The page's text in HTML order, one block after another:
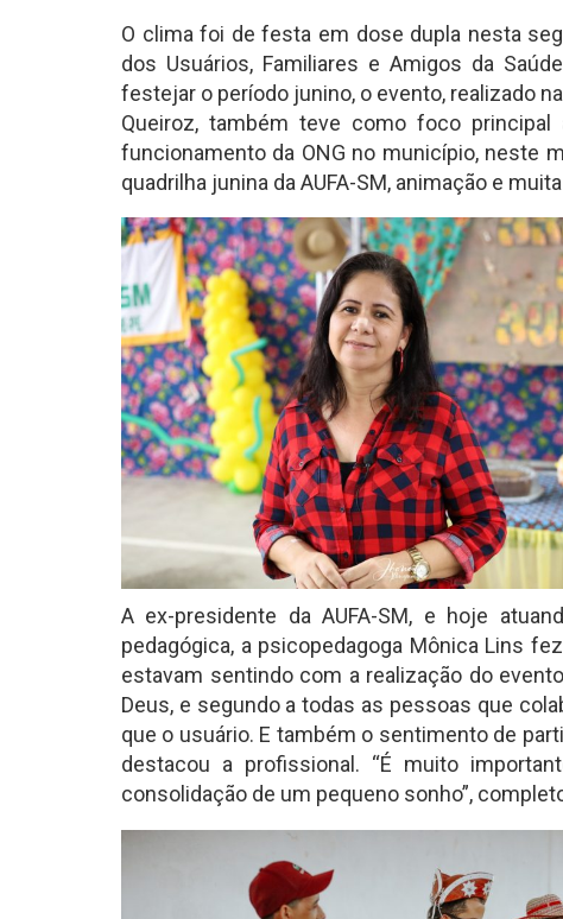
O clima foi de festa em dose dupla nesta
dos Usuários, Familiares e Amigos da
festejar o período junino, o evento, realizado
Queiroz, também teve como foco
funcionamento da ONG no município, neste
quadrilha junina da AUFA-SM, animação e
A ex-presidente da AUFA-SM, e hoje
pedagógica, a psicopedagoga Mônica Lins
estavam sentindo com a realização do
Deus, e segundo a todas as pessoas que
que o usuário. E também o sentimento de
destacou a profissional. “É muito
consolidação de um pequeno sonho”,